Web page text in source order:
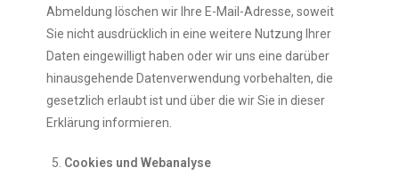
Abmeldung löschen wir Ihre E-Mail-Adresse, soweit
Sie nicht ausdrücklich in eine weitere Nutzung Ihrer
Daten eingewilligt haben oder wir uns eine darüber
hinausgehende Datenverwendung vorbehalten, die
gesetzlich erlaubt ist und über die wir Sie in dieser
Erklärung informieren.
Cookies und Webanalyse